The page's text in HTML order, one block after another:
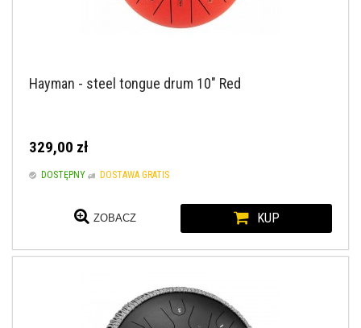
Hayman - steel tongue drum 10" Red
329,00 zł
DOSTĘPNY DOSTAWA GRATIS
ZOBACZ KUP